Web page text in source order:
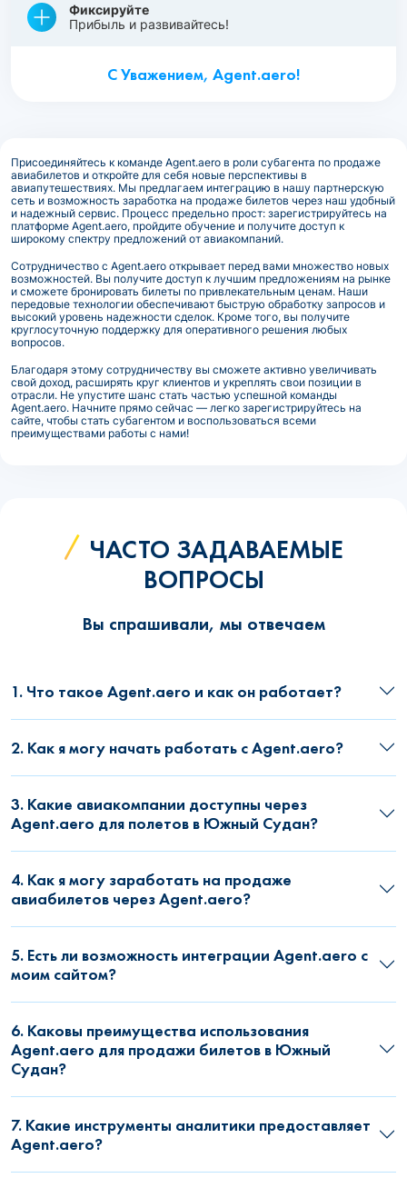
Фиксируйте
Прибыль и развивайтесь!
С Уважением, Agent.aero!
Присоединяйтесь к команде Agent.aero в роли субагента по продаже
авиабилетов и откройте для себя новые перспективы в
авиапутешествиях. Мы предлагаем интеграцию в нашу партнерскую
сеть и возможность заработка на продаже билетов через наш удобный
и надежный сервис. Процесс предельно прост: зарегистрируйтесь на
платформе Agent.aero, пройдите обучение и получите доступ к
широкому спектру предложений от авиакомпаний.
Сотрудничество с Agent.aero открывает перед вами множество новых
возможностей. Вы получите доступ к лучшим предложениям на рынке
и сможете бронировать билеты по привлекательным ценам. Наши
передовые технологии обеспечивают быструю обработку запросов и
высокий уровень надежности сделок. Кроме того, вы получите
круглосуточную поддержку для оперативного решения любых
вопросов.
Благодаря этому сотрудничеству вы сможете активно увеличивать
свой доход, расширять круг клиентов и укреплять свои позиции в
отрасли. Не упустите шанс стать частью успешной команды
Agent.aero. Начните прямо сейчас — легко зарегистрируйтесь на
сайте, чтобы стать субагентом и воспользоваться всеми
преимуществами работы с нами!
ЧАСТО ЗАДАВАЕМЫЕ
ВОПРОСЫ
Вы спрашивали, мы отвечаем
1. Что такое Agent.aero и как он работает?
2. Как я могу начать работать с Agent.aero?
3. Какие авиакомпании доступны через
Agent.aero для полетов в Южный Судан?
4. Как я могу заработать на продаже
авиабилетов через Agent.aero?
5. Есть ли возможность интеграции Agent.aero с
моим сайтом?
6. Каковы преимущества использования
Agent.aero для продажи билетов в Южный
Судан?
7. Какие инструменты аналитики предоставляет
Agent.aero?